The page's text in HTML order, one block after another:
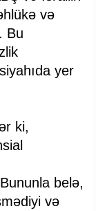
və
Bu
yer
ki,
belə,
və